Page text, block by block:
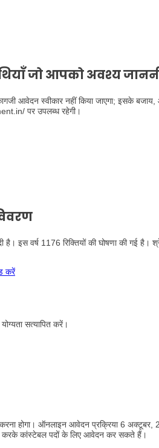
जो आपको अवश्य
आवेदन स्वीकार नहीं किया जाएगा; इसके
पर उपलब्ध रहेगी।
इस वर्ष 1176 रिक्तियों की घोषणा की गई है।
करें
सत्यापित करें।
होगा। ऑनलाइन आवेदन प्रक्रिया 6 अक्टूबर,
करके कांस्टेबल पदों के लिए आवेदन कर सकते हैं।